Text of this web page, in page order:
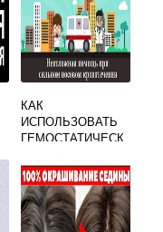
КАК
ИСПОЛЬЗОВАТЬ
ГЕМОСТАТИЧЕСК
НОСОВОМ
КРОВОТЕЧЕНИИ